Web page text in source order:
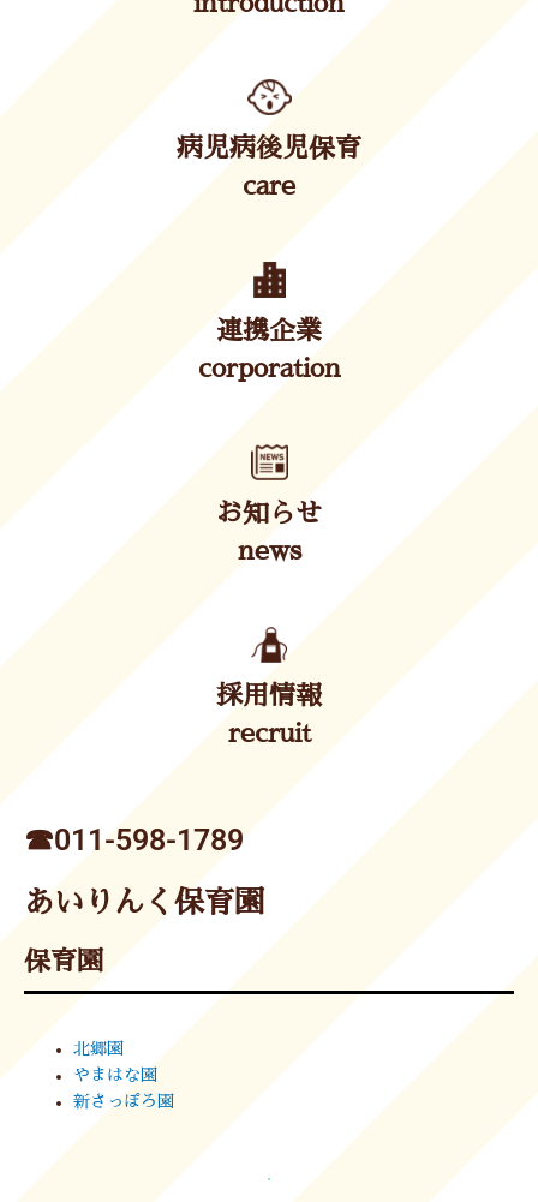
病児病後児保育
care
連携企業
corporation
お知らせ
news
採用情報
recruit
☎︎011-598-1789
あいりんく保育園
保育園
北郷園
やまはな園
新さっぽろ園